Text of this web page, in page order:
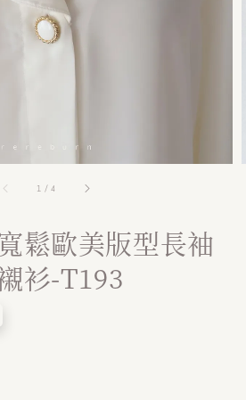
1 /4
鬆歐美版型長袖
衫-T193